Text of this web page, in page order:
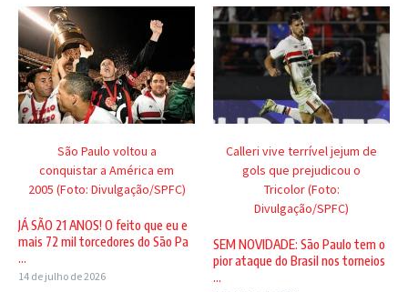
São Paulo voltou a
conquistar a América em
2005 (Foto: Divulgação/SPFC)
JÁ SÃO 21 ANOS! O feito que eu e
mais 72 mil torcedores do São Pa
...
14 de julho de 2026
Calleri vive terrível jejum de
gols que prejudicou o
Tricolor (Foto:
Divulgação/SPFC)
SEM NOVIDADE: São Paulo tem o
pior ataque do Brasil nos torneios
...